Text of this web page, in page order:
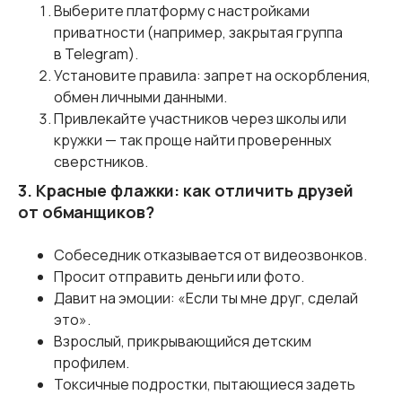
Выберите платформу с настройками
приватности (например, закрытая группа
в Telegram).
Установите правила: запрет на оскорбления,
обмен личными данными.
Привлекайте участников через школы или
кружки — так проще найти проверенных
сверстников.
3. Красные флажки: как отличить друзей
от обманщиков?
Собеседник отказывается от видеозвонков.
Просит отправить деньги или фото.
Давит на эмоции: «Если ты мне друг, сделай
это».
Взрослый, прикрывающийся детским
профилем.
Токсичные подростки, пытающиеся задеть